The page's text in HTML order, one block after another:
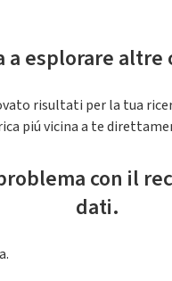
a esplorare altre
risultati per la tua
piú vicina a te
con il
dati.